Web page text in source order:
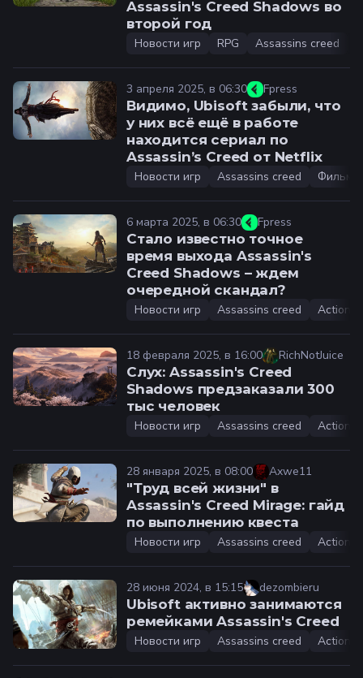
Assassin's Creed Shadows во
второй год
Новости игр RPG Assassins creed
3 апреля 2025, в 06:30 Fpress
Видимо, Ubisoft забыли, что
у них всё ещё в работе
находится сериал по
Assassin’s Creed от Netflix
Новости игр Assassins creed Фильмы
6 марта 2025, в 06:30 Fpress
Стало известно точное
время выхода Assassin's
Creed Shadows – ждем
очередной скандал?
Новости игр Assassins creed Action
18 февраля 2025, в 16:00 RichNotJuice
Слух: Assassin's Creed
Shadows предзаказали 300
тыс человек
Новости игр Assassins creed Action
28 января 2025, в 08:00 Axwe11
"Труд всей жизни" в
Assassin's Creed Mirage: гайд
по выполнению квеста
Новости игр Assassins creed Action
28 июня 2024, в 15:15 dezombieru
Ubisoft активно занимаются
ремейками Assassin's Creed
Новости игр Assassins creed Action-